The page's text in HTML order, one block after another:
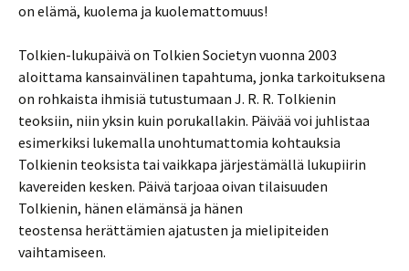
on elämä, kuolema ja kuolemattomuus!
Tolkien-lukupäivä on Tolkien Societyn vuonna 2003
aloittama kansainvälinen tapahtuma, jonka tarkoituksena
on rohkaista ihmisiä tutustumaan J. R. R. Tolkienin
teoksiin, niin yksin kuin porukallakin. Päivää voi juhlistaa
esimerkiksi lukemalla unohtumattomia kohtauksia
Tolkienin teoksista tai vaikkapa järjestämällä lukupiirin
kavereiden kesken. Päivä tarjoaa oivan tilaisuuden
Tolkienin, hänen elämänsä ja hänen
teostensa herättämien ajatusten ja mielipiteiden
vaihtamiseen.